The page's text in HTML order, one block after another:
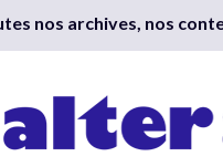
nos archives, nos